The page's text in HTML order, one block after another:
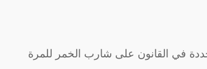
في القانون على شارب الخمر للمرة